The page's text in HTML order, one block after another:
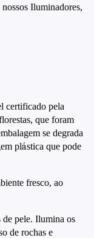
Iluminadores,
certificado pela
que foram
se degrada
plástica que pode
fresco, ao
de pele. Ilumina os
de rochas e